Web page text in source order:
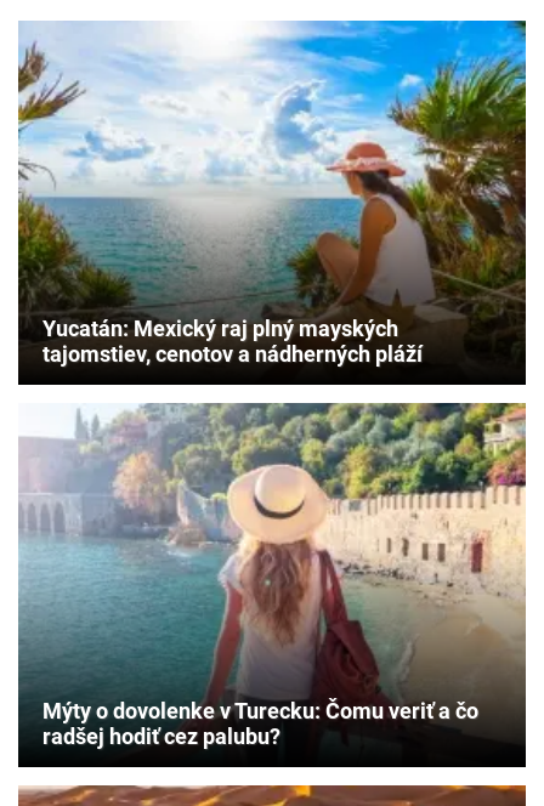
Yucatán: Mexický raj plný mayských
tajomstiev, cenotov a nádherných pláží
Mýty o dovolenke v Turecku: Čomu veriť a čo
radšej hodiť cez palubu?